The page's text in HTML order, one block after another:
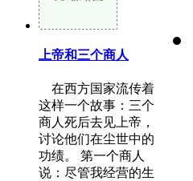
上帝和三个商人
在西方国家流传着
这样一个故事：三个
商人死后去见上帝，
讨论他们在尘世中的
功绩。 第一个商人
说：尽管我经营的生